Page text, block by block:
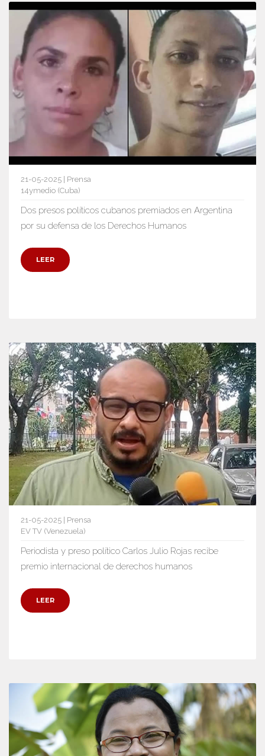
21-05-2025 | Prensa
14ymedio (Cuba)
Dos presos políticos cubanos premiados en Argentina
por su defensa de los Derechos Humanos
LEER
21-05-2025 | Prensa
EV TV (Venezuela)
Periodista y preso político Carlos Julio Rojas recibe
premio internacional de derechos humanos
LEER